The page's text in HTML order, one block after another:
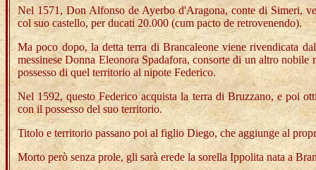
Nel 1571, Don Alfonso de Ayerbo d'Aragona, conte di Simeri,
col suo castello, per ducati 20.000 (cum pacto de retrovenendo).
Ma poco dopo, la detta terra di Brancaleone viene rivendicata
messinese Donna Eleonora Spadafora, consorte di un altro
possesso di quel territorio al nipote Federico.
Nel 1592, questo Federico acquista la terra di Bruzzano, e poi
con il possesso del suo territorio.
Titolo e territorio passano poi al figlio Diego, che aggiunge al
Morto però senza prole, gli sarà erede la sorella Ippolita nata a